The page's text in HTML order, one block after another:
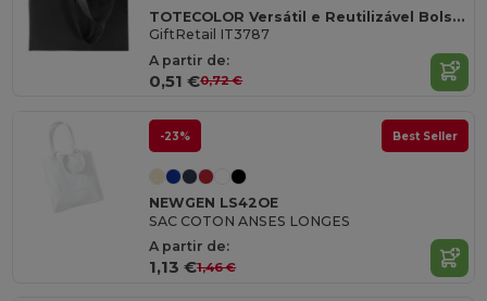
TOTECOLOR Versátil e Reutilizável Bolsa de Compras e Praia
GiftRetail IT3787
A partir de:
0,51 €0,72 €
-23% Best Seller
NEWGEN LS42OE
SAC COTON ANSES LONGES
A partir de:
1,13 €1,46 €